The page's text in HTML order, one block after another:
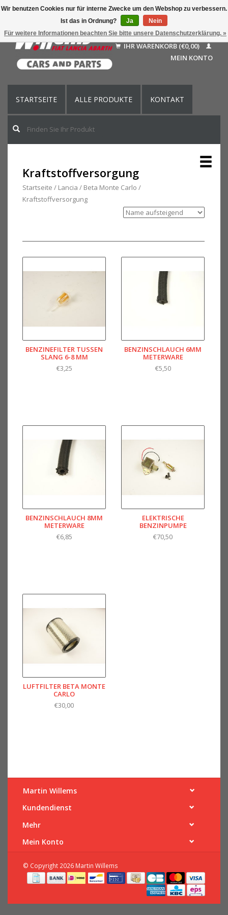
Nederlands
Français
English (US)
IHR WARENKORB (€0,00)
MEIN KONTO
STARTSEITE ALLE PRODUKTE KONTAKT
Kraftstoffversorgung
Startseite / Lancia / Beta Monte Carlo /
Kraftstoffversorgung
BENZINEFILTER TUSSEN
SLANG 6-8 MM
€3,25
BENZINSCHLAUCH 6MM
METERWARE
€5,50
BENZINSCHLAUCH 8MM
METERWARE
€6,85
ELEKTRISCHE
BENZINPUMPE
€70,50
LUFTFILTER BETA MONTE
CARLO
€30,00
Martin Willems
Kundendienst
Mehr
Mein Konto
© Copyright 2026 Martin Willems
Wir benutzen Cookies nur für interne Zwecke um den Webshop zu verbessern.
Ist das in Ordnung?
Ja
Nein
Für weitere Informationen beachten Sie bitte unsere Datenschutzerklärung. »